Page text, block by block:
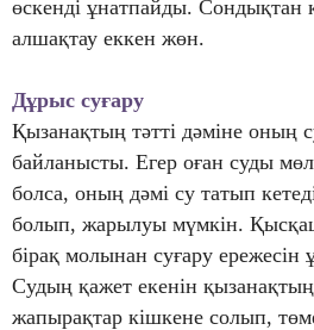
өскенді ұнатпайды. Сондықтан
алшақтау еккен жөн.
Дұрыс суғару
Қызанақтың тәтті дәміне оның
байланысты. Егер оған суды
болса, оның дәмі су татып
болып, жарылуы мүмкін.
бірақ молынан суғару ережесін
Судың қажет екенін қызанақтың
жапырақтар кішкене солып,